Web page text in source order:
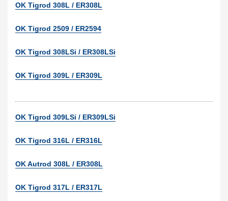
OK Tigrod 308L / ER308L
OK Tigrod 2509 / ER2594
OK Tigrod 308LSi / ER308LSi
OK Tigrod 309L / ER309L
OK Tigrod 309LSi / ER309LSi
OK Tigrod 316L / ER316L
OK Autrod 308L / ER308L
OK Tigrod 317L / ER317L